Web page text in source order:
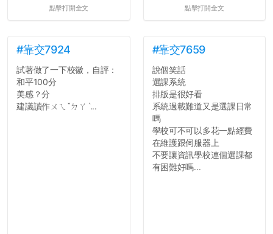
點擊打開全文 點擊打開全文
#靠交7924
試著做了一下校徽，自評：
和平100分
美感？分
建議讀作ㄨㄟˇㄉㄚˋ...
#靠交7659
說個笑話
選課系統
排版是很好看
系統過載難道又是選課日常
嗎
學校可不可以多花一點經費
在維護跟伺服器上
不要讓資訊學校連個選課都
有困難好嗎...